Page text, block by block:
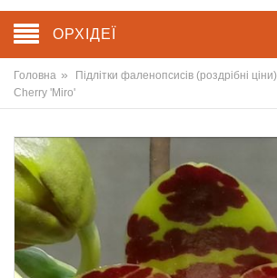
ОРХІДЕЇ
Головна » Підлітки фаленопсисів (роздрібні ціни)
Cherry 'Miro'